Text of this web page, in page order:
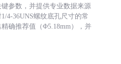
参数，并提供专业数据来源
4-36UNS螺纹底孔尺寸的常
确推荐值（Φ5.18mm），并